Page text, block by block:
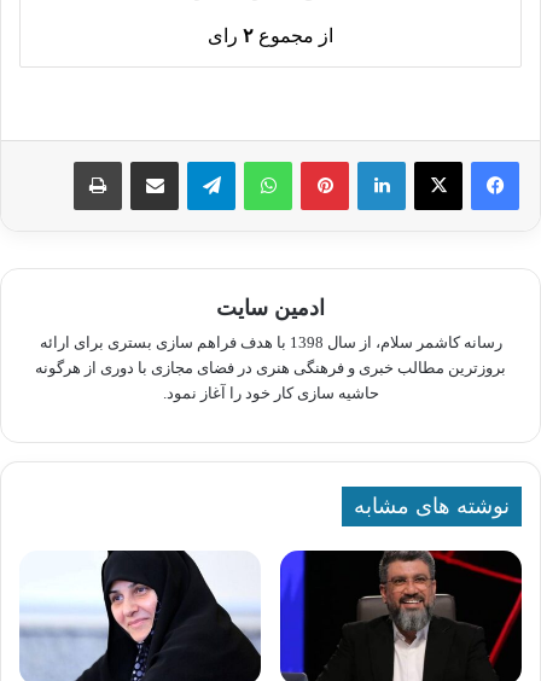
از مجموع ۲ رای
لینکدین پینترستواتس آپ تلگرام اشتراک گذاری از طریق ایمیل چاپ
ادمین سایت
رسانه کاشمر سلام، از سال 1398 با هدف فراهم سازی بستری برای ارائه
بروزترین مطالب خبری و فرهنگی هنری در فضای مجازی با دوری از هرگونه
حاشیه سازی کار خود را آغاز نمود.
نوشته های مشابه